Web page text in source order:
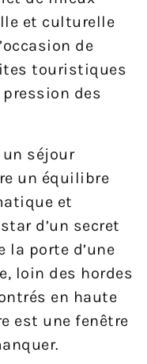
et culturelle
de
touristiques
des
séjour
un équilibre
et
d’un secret
la porte d’une
loin des hordes
en haute
est une fenêtre